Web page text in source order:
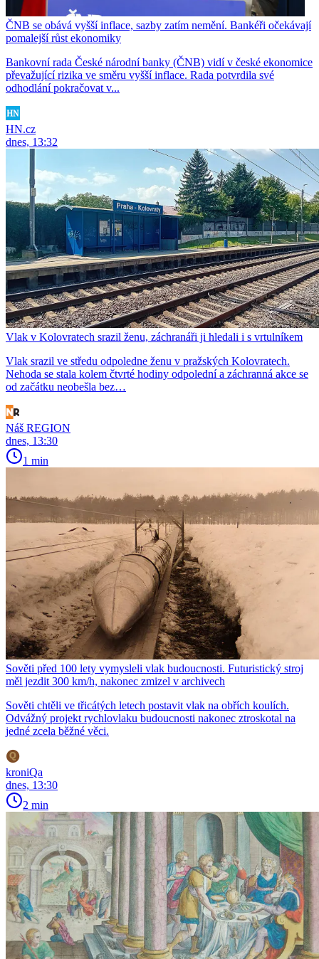
ČNB se obává vyšší inflace, sazby zatím nemění. Bankéři očekávají
pomalejší růst ekonomiky
Bankovní rada České národní banky (ČNB) vidí v české ekonomice
převažující rizika ve směru vyšší inflace. Rada potvrdila své
odhodlání pokračovat v...
HN.cz
dnes, 13:32
Vlak v Kolovratech srazil ženu, záchranáři ji hledali i s vrtulníkem
Vlak srazil ve středu odpoledne ženu v pražských Kolovratech.
Nehoda se stala kolem čtvrté hodiny odpolední a záchranná akce se
od začátku neobešla bez…
Náš REGION
dnes, 13:30
1 min
Sověti před 100 lety vymysleli vlak budoucnosti. Futuristický stroj
měl jezdit 300 km/h, nakonec zmizel v archivech
Sověti chtěli ve třicátých letech postavit vlak na obřích koulích.
Odvážný projekt rychlovlaku budoucnosti nakonec ztroskotal na
jedné zcela běžné věci.
kroniQa
dnes, 13:30
2 min